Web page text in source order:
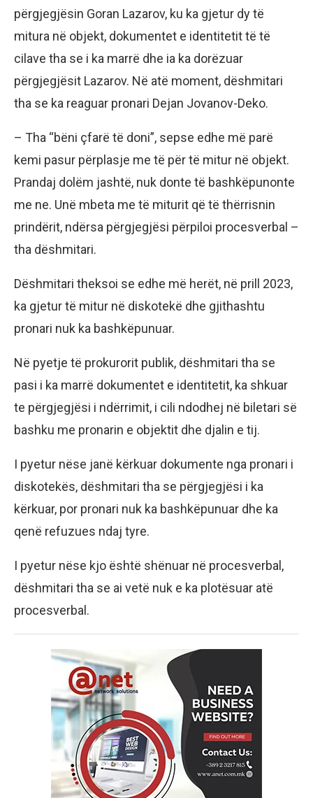
përgjegjësin Goran Lazarov, ku ka gjetur dy të
mitura në objekt, dokumentet e identitetit të të
cilave tha se i ka marrë dhe ia ka dorëzuar
përgjegjësit Lazarov. Në atë moment, dëshmitari
tha se ka reaguar pronari Dejan Jovanov-Deko.
– Tha “bëni çfarë të doni”, sepse edhe më parë
kemi pasur përplasje me të për të mitur në objekt.
Prandaj dolëm jashtë, nuk donte të bashkëpunonte
me ne. Unë mbeta me të miturit që të thërrisnin
prindërit, ndërsa përgjegjësi përpiloi procesverbal –
tha dëshmitari.
Dëshmitari theksoi se edhe më herët, në prill 2023,
ka gjetur të mitur në diskotekë dhe gjithashtu
pronari nuk ka bashkëpunuar.
Në pyetje të prokurorit publik, dëshmitari tha se
pasi i ka marrë dokumentet e identitetit, ka shkuar
te përgjegjësi i ndërrimit, i cili ndodhej në biletari së
bashku me pronarin e objektit dhe djalin e tij.
I pyetur nëse janë kërkuar dokumente nga pronari i
diskotekës, dëshmitari tha se përgjegjësi i ka
kërkuar, por pronari nuk ka bashkëpunuar dhe ka
qenë refuzues ndaj tyre.
I pyetur nëse kjo është shënuar në procesverbal,
dëshmitari tha se ai vetë nuk e ka plotësuar atë
procesverbal.